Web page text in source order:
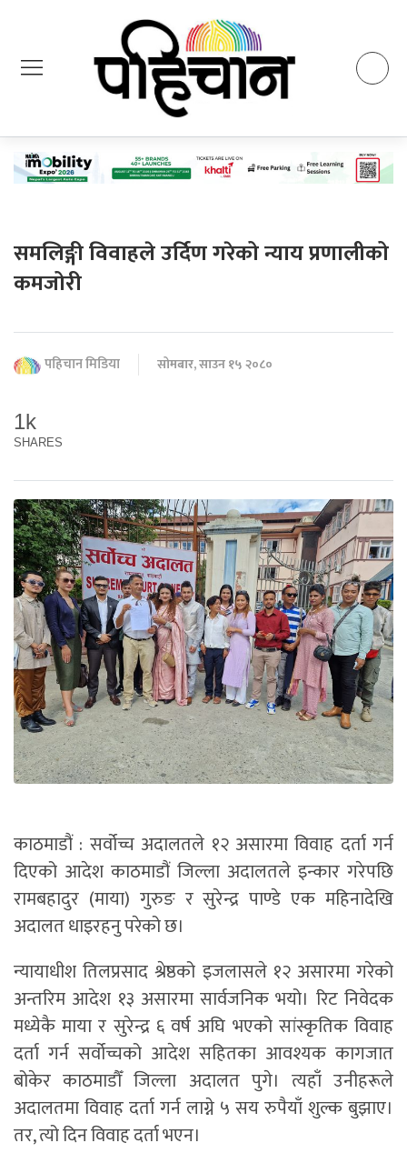
समलिङ्गी विवाहले उर्दिण गरेको न्याय प्रणालीको
कमजोरी
पहिचान मिडिया सोमबार, साउन १५ २०८०
1k
SHARES
काठमाडौं : सर्वोच्च अदालतले १२ असारमा विवाह दर्ता गर्न
दिएको आदेश काठमाडौं जिल्ला अदालतले इन्कार गरेपछि
रामबहादुर (माया) गुरुङ र सुरेन्द्र पाण्डे एक महिनादेखि
अदालत धाइरहनु परेको छ।
न्यायाधीश तिलप्रसाद श्रेष्ठको इजलासले १२ असारमा गरेको
अन्तरिम आदेश १३ असारमा सार्वजनिक भयो। रिट निवेदक
मध्येकै माया र सुरेन्द्र ६ वर्ष अघि भएको सांस्कृतिक विवाह
दर्ता गर्न सर्वोच्चको आदेश सहितका आवश्यक कागजात
बोकेर काठमाडौँ जिल्ला अदालत पुगे। त्यहाँ उनीहरूले
अदालतमा विवाह दर्ता गर्न लाग्ने ५ सय रुपैयाँ शुल्क बुझाए।
तर, त्यो दिन विवाह दर्ता भएन।